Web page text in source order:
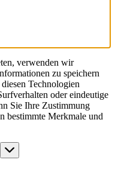
verwenden wir
zu speichern
Technologien
oder eindeutige
Sie Ihre Zustimmung
bestimmte Merkmale und